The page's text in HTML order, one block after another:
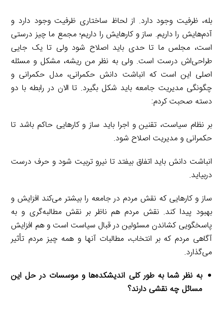
بله، ظرفیت وجود دارد. از لحاظ ساختاری ظرفیت وجود دارد و
آدم‌هایش را داریم. ساز و کارهایش را داریم؛ مجمع ما چیز درستی
است، مجلس ما تا حدی باید اصلاح شود ولی تا یک جایی
طراحی‌اش درست است. ولی به نظر من ریشه، مشکل و مسئله
اصلی این است که انباشت دانش حکمرانی، مدل حکمرانی و
چگونگی مدیریت جامعه باید شکل بگیرد. تا الان در رابطه با دو
دسته صحبت کردم:
بر نظام سیاست، تقنین و اجرا باید ساز و کارهایی حاکم باشد تا
حکمرانی و مدیریت اصلاح شود.
انباشت دانش باید اتفاق بیفتد تا نیرو تربیت شود و حرف درست
دربیاید.
ساز و کارهایی که نقش مردم در جامعه را بیشتر می‌کند افزایش و
بهبود پیدا کند. نقش مردم هم ناظر بر نقش مطالبه‌گری و به
پاسخگویی کشاندن مسئولین در قبال سیاست است و هم افزایش
آگاهی مردم که بر انتخاب، مطالبات آنها و همه چیز مردم تأثیر
می‌گذارد.
به نظر شما به طور کلی اندیشکده‌ها و موسسات در حل این
مسائل چه نقشی دارند؟